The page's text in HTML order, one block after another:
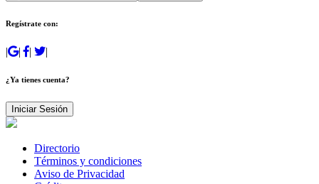
Regístrate con:
| | | |
¿Ya tienes cuenta?
Iniciar Sesión
Directorio
Términos y condiciones
Aviso de Privacidad